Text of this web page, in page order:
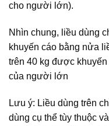
cho người lớn).
Nhìn chung, liều dùng
khuyến cáo bằng nửa
trên 40 kg được
của người lớn
Lưu ý: Liều dùng trên
dùng cụ thể tùy thuộc